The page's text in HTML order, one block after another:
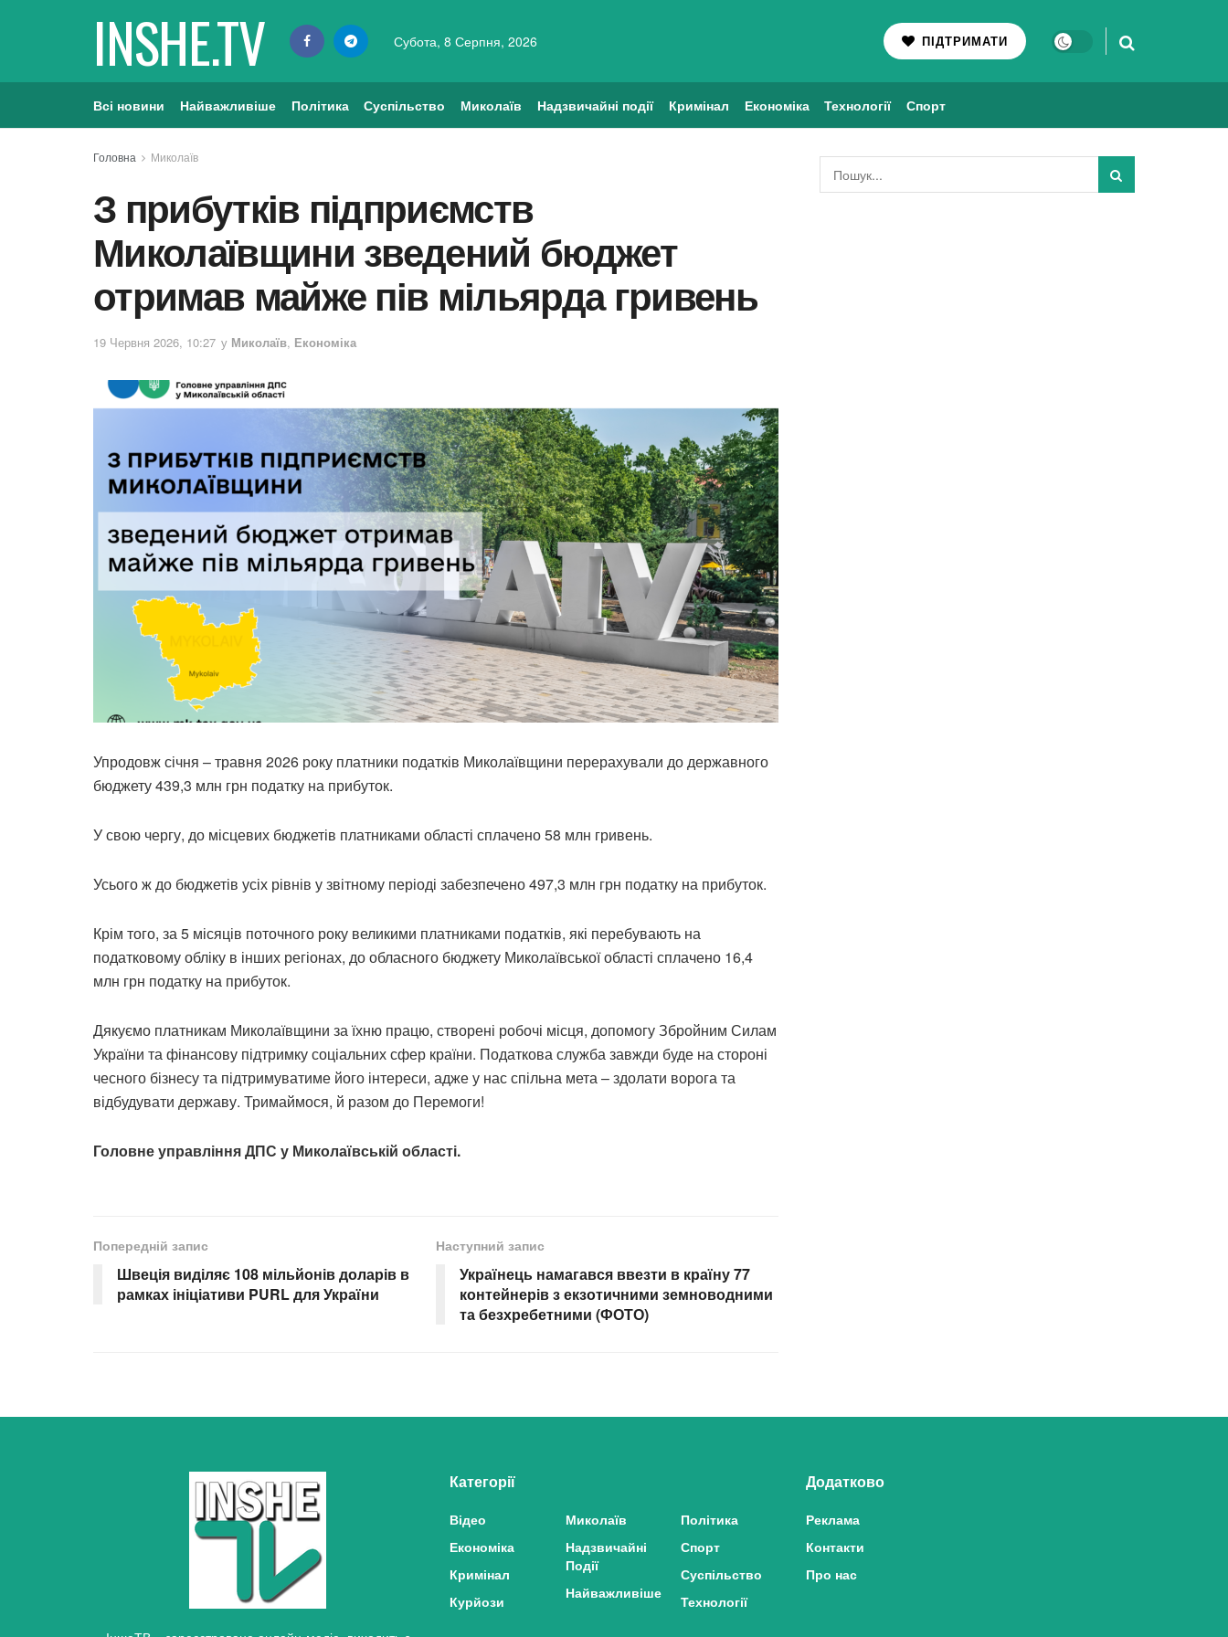
INSHE.TV Субота, 8 Серпня, 2026 ПІДТРИМАТИ
Всі новини Найважливіше Політика Суспільство Миколаїв Надзвичайні події Кримінал Економіка Технології Спорт
Головна Миколаїв
З прибутків підприємств
Миколаївщини зведений бюджет
отримав майже пів мільярда гривень
19 Червня 2026, 10:27 у Миколаїв, Економіка
Упродовж січня – травня 2026 року платники податків Миколаївщини перерахували до державного
бюджету 439,3 млн грн податку на прибуток.
У свою чергу, до місцевих бюджетів платниками області сплачено 58 млн гривень.
Усього ж до бюджетів усіх рівнів у звітному періоді забезпечено 497,3 млн грн податку на прибуток.
Крім того, за 5 місяців поточного року великими платниками податків, які перебувають на
податковому обліку в інших регіонах, до обласного бюджету Миколаївської області сплачено 16,4
млн грн податку на прибуток.
Дякуємо платникам Миколаївщини за їхню працю, створені робочі місця, допомогу Збройним Силам
України та фінансову підтримку соціальних сфер країни. Податкова служба завжди буде на стороні
чесного бізнесу та підтримуватиме його інтереси, адже у нас спільна мета – здолати ворога та
відбудувати державу. Тримаймося, й разом до Перемоги!
Головне управління ДПС у Миколаївській області.
Попередній запис
Швеція виділяє 108 мільйонів доларів в
рамках ініціативи PURL для України
Наступний запис
Українець намагався ввезти в країну 77
контейнерів з екзотичними земноводними
та безхребетними (ФОТО)
Категорії
Відео
Економіка
Кримінал
Курйози
Миколаїв
Надзвичайні
Події
Найважливіше
Політика
Спорт
Суспільство
Технології
Додатково
Реклама
Контакти
Про нас